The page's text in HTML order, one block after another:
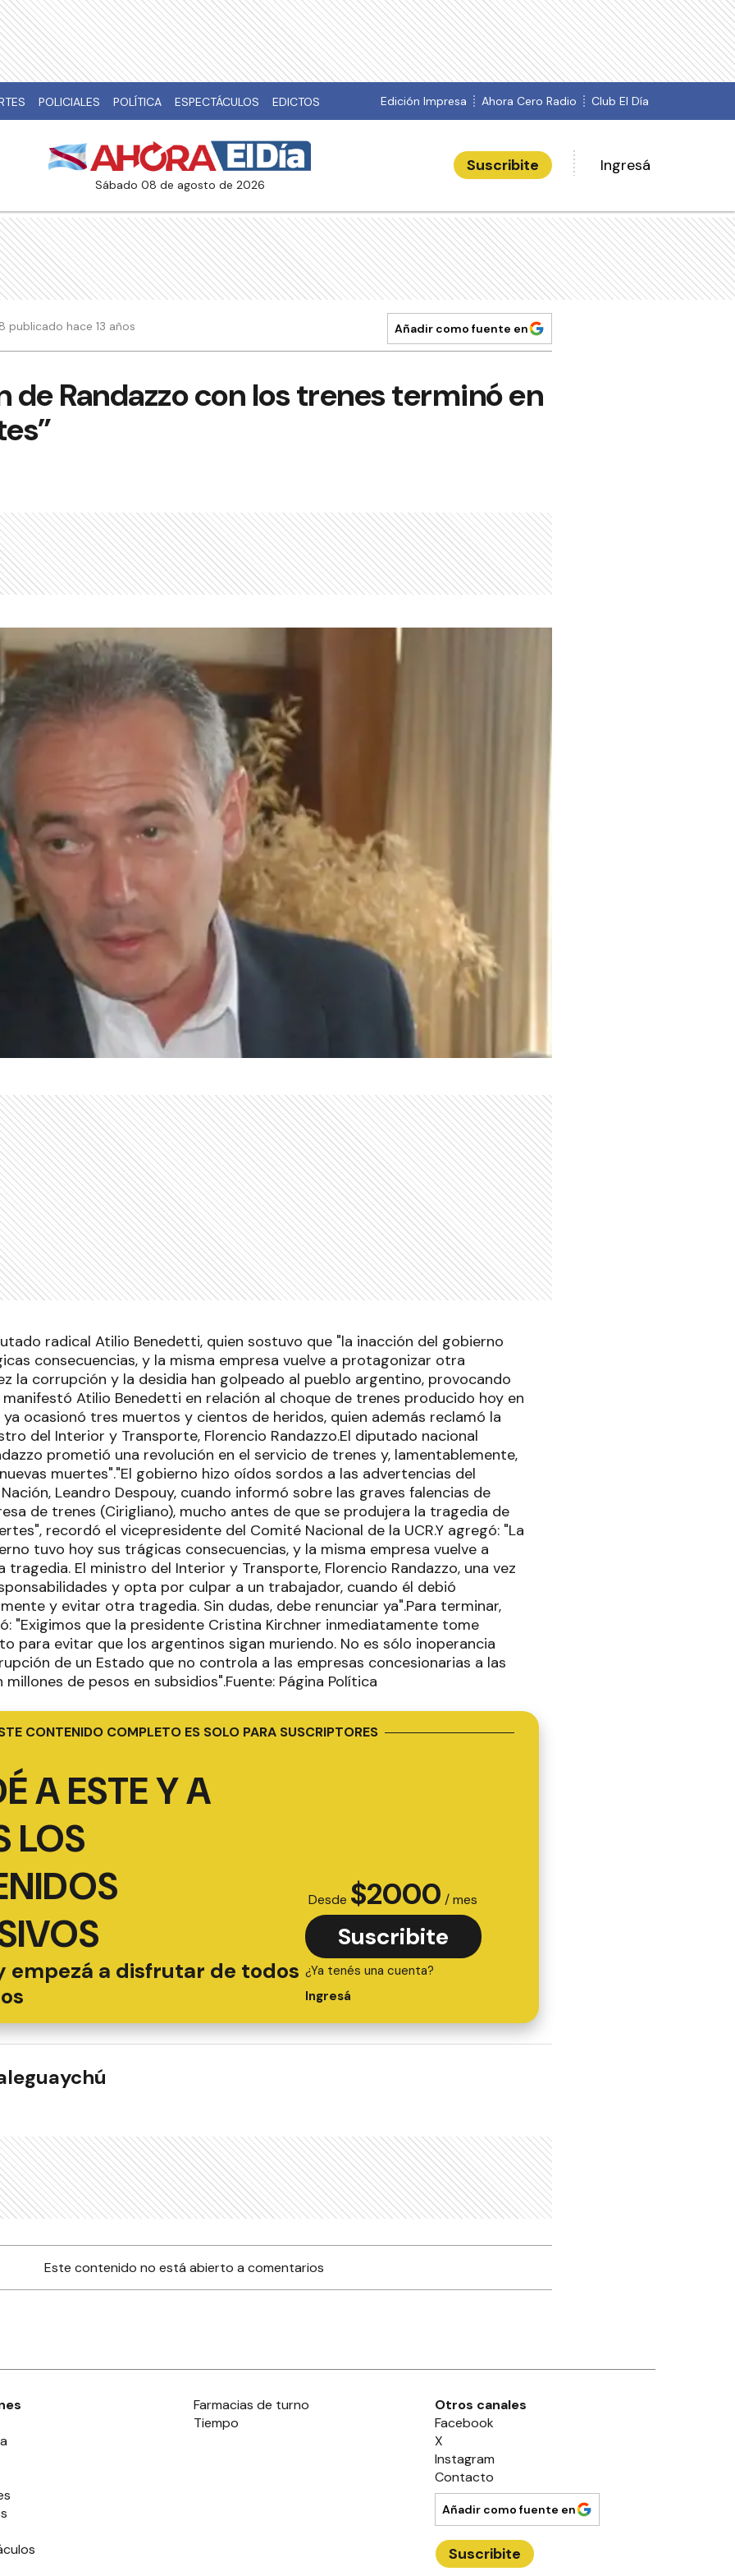
POLICIALES POLÍTICA ESPECTÁCULOS EDICTOS Edición Impresa Ahora Cero Radio Club El Día
sábado 08 de agosto de 2026
Suscribite Ingresá
publicado hace 13 años Añadir como fuente en
de Randazzo con los trenes terminó en
radical Atilio Benedetti, quien sostuvo que "la inacción del gobierno
consecuencias, y la misma empresa vuelve a protagonizar otra
la corrupción y la desidia han golpeado al pueblo argentino, provocando
manifestó Atilio Benedetti en relación al choque de trenes producido hoy en
ya ocasionó tres muertos y cientos de heridos, quien además reclamó la
del Interior y Transporte, Florencio Randazzo.El diputado nacional
prometió una revolución en el servicio de trenes y, lamentablemente,
muertes"."El gobierno hizo oídos sordos a las advertencias del
Leandro Despouy, cuando informó sobre las graves falencias de
de trenes (Cirigliano), mucho antes de que se produjera la tragedia de
recordó el vicepresidente del Comité Nacional de la UCR.Y agregó: "La
tuvo hoy sus trágicas consecuencias, y la misma empresa vuelve a
El ministro del Interior y Transporte, Florencio Randazzo, una vez
y opta por culpar a un trabajador, cuando él debió
y evitar otra tragedia. Sin dudas, debe renunciar ya".Para terminar,
"Exigimos que la presidente Cristina Kirchner inmediatamente tome
para evitar que los argentinos sigan muriendo. No es sólo inoperancia
de un Estado que no controla a las empresas concesionarias a las
de pesos en subsidios".Fuente: Página Política
CONTENIDO COMPLETO ES SOLO PARA SUSCRIPTORES
A ESTE Y A
LOS
empezá a disfrutar de todos
Desde $2000 / mes
Suscribite
¿Ya tenés una cuenta?
Ingresá
Este contenido no está abierto a comentarios
Farmacias de turno
Tiempo
Otros canales
Facebook
X
Instagram
Contacto
Añadir como fuente en
Suscribite